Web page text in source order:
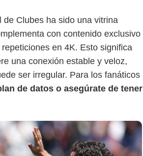
Clubes ha sido una vitrina
con contenido exclusivo
en 4K. Esto significa
una conexión estable y veloz,
ser irregular. Para los fanáticos
de datos o asegúrate de tener